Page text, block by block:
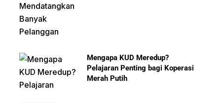
Mengapa KUD Meredup?
Pelajaran Penting bagi Koperasi
Merah Putih